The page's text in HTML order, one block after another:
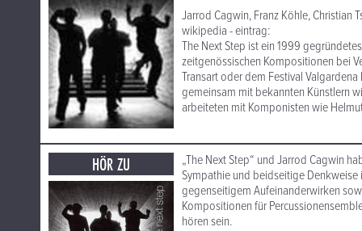
Jarrod Cagwin, Franz Köhle, Christian
wikipedia - eintrag:
The Next Step ist ein 1999
zeitgenössischen Kompositionen bei
Transart oder dem Festival
gemeinsam mit bekannten Künstlern
arbeiteten mit Komponisten wie
HÖR ZU
„The Next Step“ und Jarrod Cagwin
Sympathie und beidseitige
gegenseitigem Aufeinanderwirken
Kompositionen für
hören sein.